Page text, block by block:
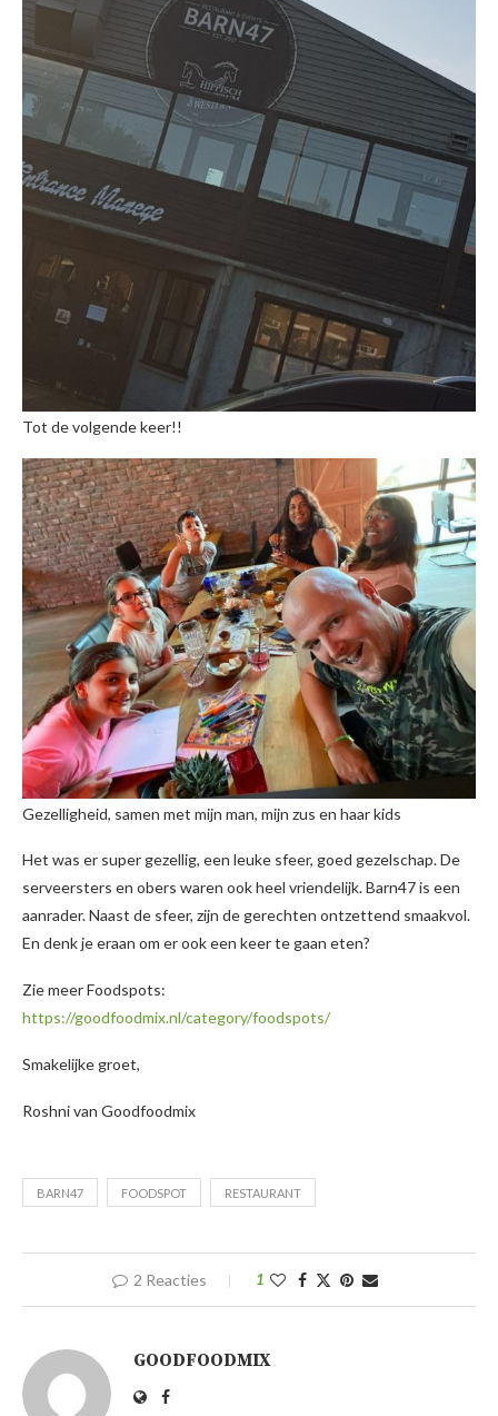
Tot de volgende keer!!
Gezelligheid, samen met mijn man, mijn zus en haar kids
Het was er super gezellig, een leuke sfeer, goed gezelschap. De
serveersters en obers waren ook heel vriendelijk. Barn47 is een
aanrader. Naast de sfeer, zijn de gerechten ontzettend smaakvol.
En denk je eraan om er ook een keer te gaan eten?
Zie meer Foodspots:
https://goodfoodmix.nl/category/foodspots/
Smakelijke groet,
Roshni van Goodfoodmix
BARN47 FOODSPOT RESTAURANT
2 Reacties 1
GOODFOODMIX